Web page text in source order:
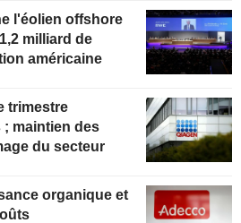
milliard de
américaine
maintien des
du secteur